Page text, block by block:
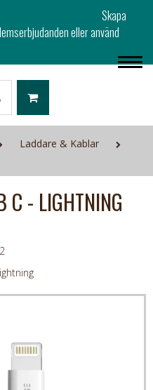
eller använd
Laddare & Kablar
C - LIGHTNING